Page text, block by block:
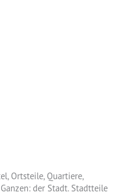
Ortsteile, Quartiere,
der Stadt. Stadtteile